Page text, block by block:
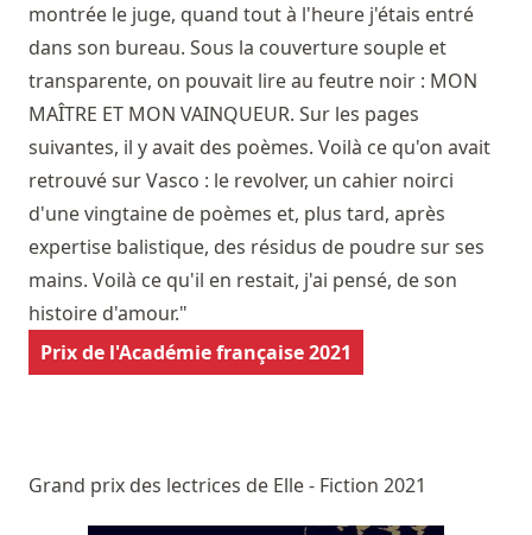
montrée le juge, quand tout à l'heure j'étais entré
dans son bureau. Sous la couverture souple et
transparente, on pouvait lire au feutre noir : MON
MAÎTRE ET MON VAINQUEUR. Sur les pages
suivantes, il y avait des poèmes. Voilà ce qu'on avait
retrouvé sur Vasco : le revolver, un cahier noirci
d'une vingtaine de poèmes et, plus tard, après
expertise balistique, des résidus de poudre sur ses
mains. Voilà ce qu'il en restait, j'ai pensé, de son
histoire d'amour."
Prix de l'Académie française 2021
Grand prix des lectrices de Elle - Fiction 2021